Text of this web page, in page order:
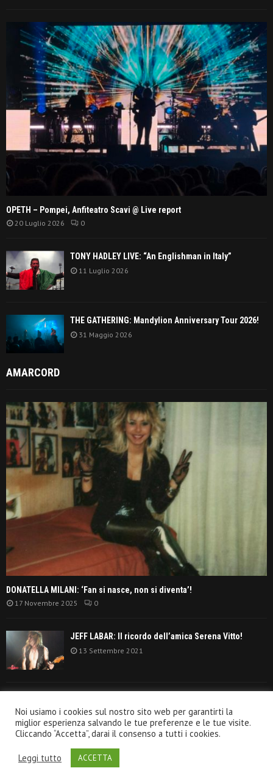
OPETH – Pompei, Anfiteatro Scavi @ Live report
20 Luglio 2026 0
TONY HADLEY LIVE: “An Englishman in Italy”
11 Luglio 2026
THE GATHERING: Mandylion Anniversary Tour 2026!
31 Maggio 2026
AMARCORD
DONATELLA MILANI: ‘Fan si nasce, non si diventa’!
17 Novembre 2025 0
JEFF LABAR: Il ricordo dell’amica Serena Vitto!
13 Settembre 2021
settanta’!
30 Giugno 2021
Noi usiamo i cookies sul nostro sito web per garantirti la
miglior esperienza salvando le tue preferenze e le tue visite.
Cliccando “Accetta”, darai il consenso a tutti i cookies.
Leggi tutto ACCETTA